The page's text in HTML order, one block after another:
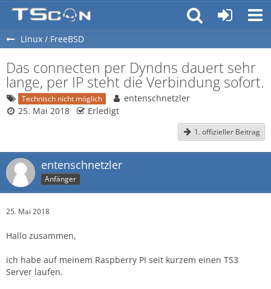
Linux / FreeBSD
Das connecten per Dyndns dauert sehr
lange, per IP steht die Verbindung sofort.
Technisch nicht möglich
entenschnetzler
25. Mai 2018
Erledigt
1. offizieller Beitrag
entenschnetzler
Anfänger
25. Mai 2018
Hallo zusammen,
ich habe auf meinem Raspberry PI seit kurzem einen TS3
Server laufen.